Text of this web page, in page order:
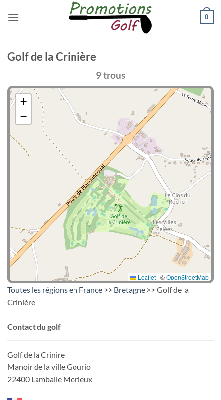
0
Golf de la Crinière
9 trous
+
−
Leaflet | ©OpenStreetMap
Toutes les régions en France >> Bretagne >> Golf de la
Crinière
Contact du golf
Golf de la Crinire
Manoir de la ville Gourio
22400 Lamballe Morieux